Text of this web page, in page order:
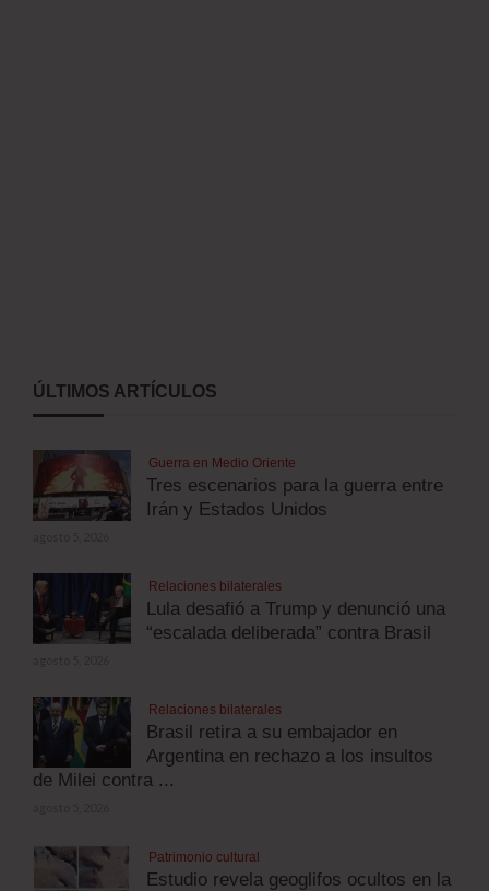
ÚLTIMOS ARTÍCULOS
Guerra en Medio Oriente
Tres escenarios para la guerra entre
Irán y Estados Unidos
Relaciones bilaterales
Lula desafió a Trump y denunció una
“escalada deliberada” contra Brasil
Relaciones bilaterales
Brasil retira a su embajador en
Argentina en rechazo a los insultos
de Milei contra ...
Patrimonio cultural
Estudio revela geoglifos ocultos en la